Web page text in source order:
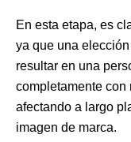
En esta etapa, es
ya que una
resultar en una
completamente con
afectando a largo
imagen de marca.